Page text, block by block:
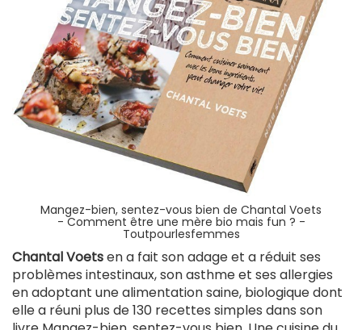
Mangez-bien, sentez-vous bien de Chantal Voets
-Comment être une mère bio mais fun ? -
Toutpourlesfemmes
Chantal Voetsen a fait son adage et a réduit ses
problèmes intestinaux, son asthme et ses allergies
en adoptant une alimentation saine, biologique dont
elle a réuni plus de 130 recettes simples dans son